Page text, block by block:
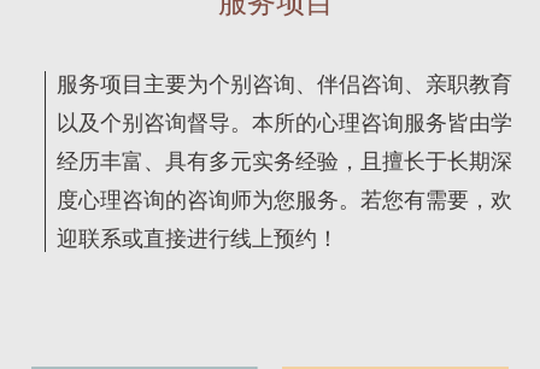
服务项目主要为个别咨询、伴侣咨询、亲职教育
以及个别咨询督导。本所的心理咨询服务皆由学
经历丰富、具有多元实务经验，且擅长于长期深
度心理咨询的咨询师为您服务。若您有需要，欢
迎联系或直接进行线上预约！